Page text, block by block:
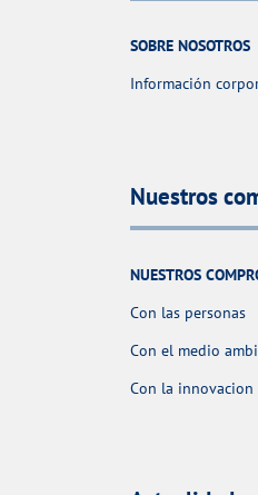
SOBRE NOSOTROS
Información
Nuestros
NUESTROS
Con las personas
Con el medio
Con la